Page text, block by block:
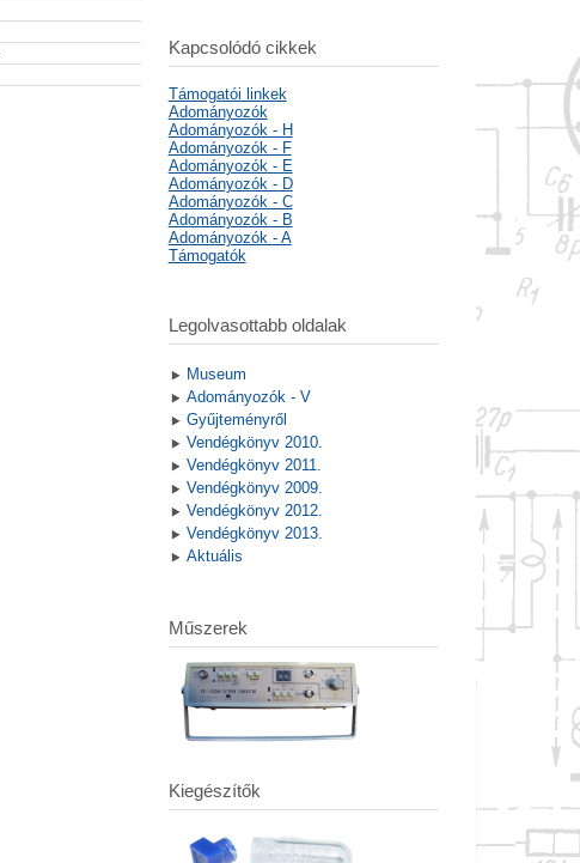
Kapcsolódó cikkek
Támogatói linkek
Adományozók
Adományozók - H
Adományozók - F
Adományozók - E
Adományozók - D
Adományozók - C
Adományozók - B
Adományozók - A
Támogatók
Legolvasottabb oldalak
Museum
Adományozók - V
Gyűjteményről
Vendégkönyv 2010.
Vendégkönyv 2011.
Vendégkönyv 2009.
Vendégkönyv 2012.
Vendégkönyv 2013.
Aktuális
Műszerek
Kiegészítők